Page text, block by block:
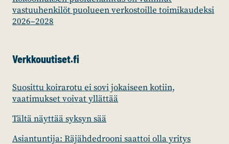
vastuuhenkilöt puolueen verkostoille toimikaudeksi
2026–2028
Verkkouutiset.fi
Suosittu koirarotu ei sovi jokaiseen kotiin,
vaatimukset voivat yllättää
Tältä näyttää syksyn sää
Asiantuntija: Räjähdedrooni saattoi olla yritys